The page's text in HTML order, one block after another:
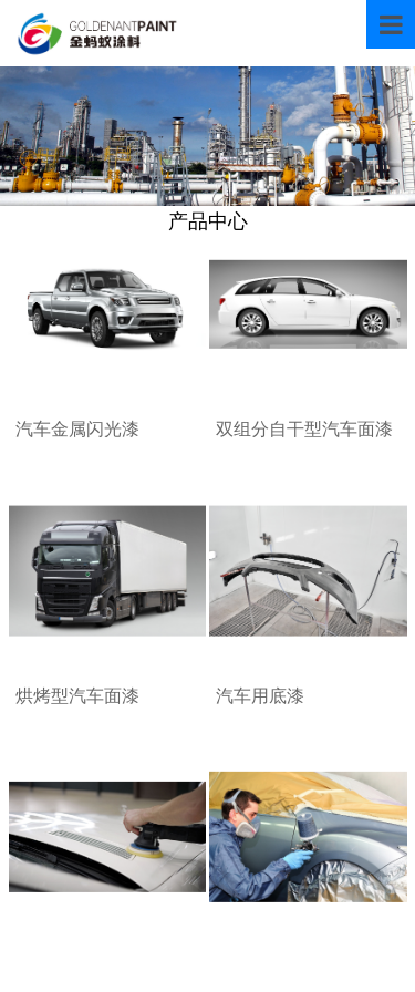
首
关
产
新
技
产品中心
汽车金属闪光漆 双组分自干型汽车面漆
烘烤型汽车面漆 汽车用底漆